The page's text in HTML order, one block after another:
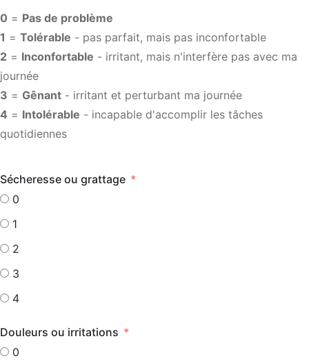
0 = Pas de problème
1 = Tolérable - pas parfait, mais pas inconfortable
2 = Inconfortable - irritant, mais n'interfère pas avec ma
journée
3 = Gênant - irritant et perturbant ma journée
4 = Intolérable - incapable d'accomplir les tâches
quotidiennes
Sécheresse ou grattage
0
1
2
3
4
Douleurs ou irritations
0